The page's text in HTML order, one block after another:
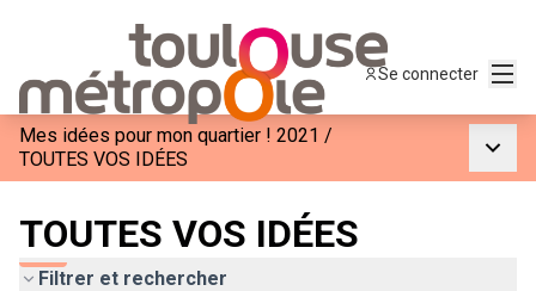
Se connecter
Mes idées pour mon quartier ! 2021 /
TOUTES VOS IDÉES
TOUTES VOS IDÉES
Filtrer et rechercher